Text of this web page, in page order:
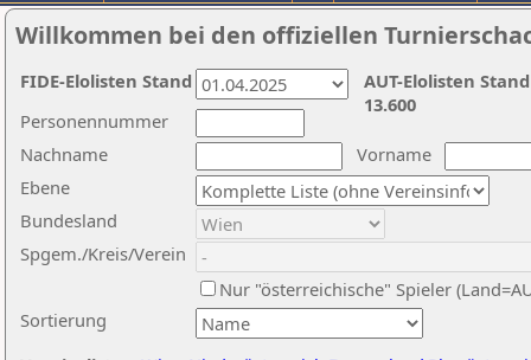
Willkommen bei den offiziellen
Nachname
Vorname
Ebene
Sortierung
Personennummer
Bundesland
Spgem./Kreis/Verein
Nur "österreichische" Spieler
AUT-Elolisten
13.600
FIDE-Elolisten Stand